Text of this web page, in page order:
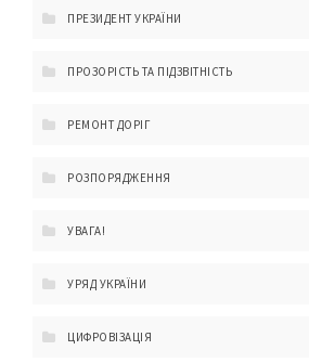
ПРЕЗИДЕНТ УКРАЇНИ
ПРОЗОРІСТЬ ТА ПІДЗВІТНІСТЬ
РЕМОНТ ДОРІГ
РОЗПОРЯДЖЕННЯ
УВАГА!
УРЯД УКРАЇНИ
ЦИФРОВІЗАЦІЯ